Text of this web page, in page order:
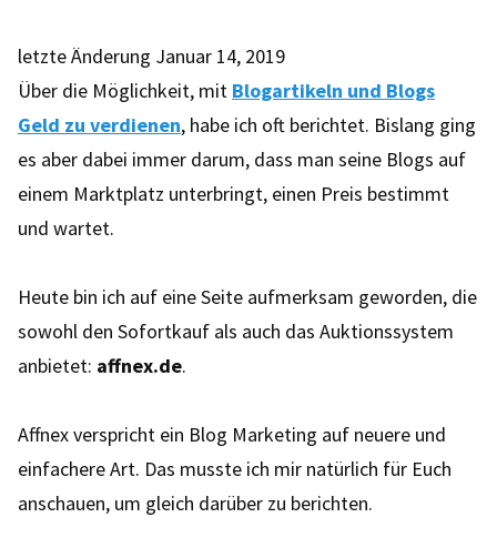
letzte Änderung Januar 14, 2019
Über die Möglichkeit, mit Blogartikeln und Blogs
Geld zu verdienen, habe ich oft berichtet. Bislang ging
es aber dabei immer darum, dass man seine Blogs auf
einem Marktplatz unterbringt, einen Preis bestimmt
und wartet.
Heute bin ich auf eine Seite aufmerksam geworden, die
sowohl den Sofortkauf als auch das Auktionssystem
anbietet: affnex.de.
Affnex verspricht ein Blog Marketing auf neuere und
einfachere Art. Das musste ich mir natürlich für Euch
anschauen, um gleich darüber zu berichten.